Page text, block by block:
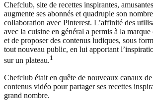
Chefclub, site de recettes inspirantes,
augmente ses abonnés et quadruple son
collaboration avec Pinterest. L’affinité des
avec la cuisine en général a permis à la marque
et de proposer des contenus ludiques, sous
tout nouveau public, en lui apportant
sur un plateau.1
Chefclub était en quête de nouveaux canaux
contenus vidéo pour partager ses recettes
grand nombre.